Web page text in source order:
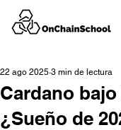
Cardano
¿Sueño de
22 ago 2025 3 min de lectura